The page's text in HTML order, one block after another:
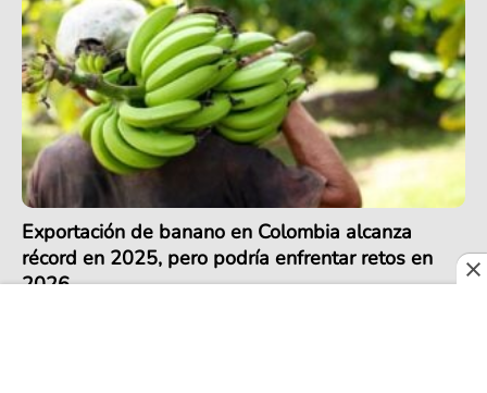
Exportación de banano en Colombia alcanza
récord en 2025, pero podría enfrentar retos en
2026